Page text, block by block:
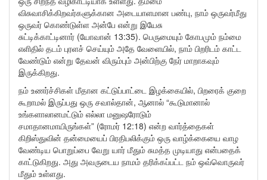
விசுவாசிக்கிறவர்களுக்கான அடையாளமான பண்பு, நாம் ஒருவர்மீது
ஒருவர் கொண்டுள்ள அன்பே என்று இயேசு
சுட்டிக்காட்டினார் (யோவான் 13:35). பெருமையும் கோபமும் நம்மை
எளிதில் தடம் புரளச் செய்யும் அதே வேளையில், நாம் பிறரிடம் காட்ட
வேண்டும் என்று தேவன் விரும்பும் அன்பிற்கு நேர் மாறாகவும்
இருக்கிறது.
நம் உணர்ச்சிகள் மீதான கட்டுப்பாட்டை இழக்கையில், பிறரைக் குறை
கூறாமல் இருப்பது ஒரு சவால்தான், ஆனால் “கூடுமானால்
உங்களாலானமட்டும் எல்லா மனுஷரோடும்
சமாதானமாயிருங்கள்” (ரோமர் 12:18) என்ற வார்த்தைகள்
கிறிஸ்துவின் தன்மையைப் பிரதிபலிக்கும் ஒரு வாழ்க்கையை வாழ
வேண்டிய பொறுப்பை வேறு யார் மீதும் சுமத்த முடியாது என்பதைக்
காட்டுகிறது. அது அவருடைய நாமம் தரிக்கப்பட்ட நம் ஒவ்வொருவர்
மீதும் உள்ளது.